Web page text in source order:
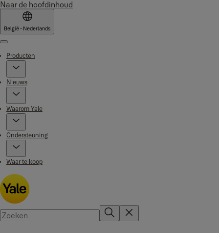
Naar de hoofdinhoud
België - Nederlands
Menu
Producten
Nieuws
Waarom Yale
Ondersteuning
Waar te koop